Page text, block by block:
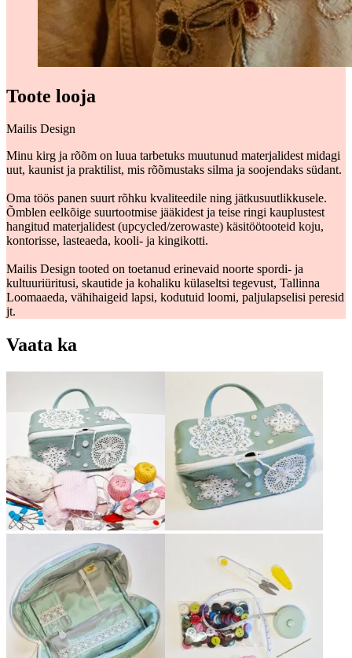
Toote looja
Mailis Design
Minu kirg ja rõõm on luua tarbetuks muutunud materjalidest midagi
uut, kaunist ja praktilist, mis rõõmustaks silma ja soojendaks südant.
Oma töös panen suurt rõhku kvaliteedile ning jätkusuutlikkusele.
Õmblen eelkõige suurtootmise jääkidest ja teise ringi kauplustest
hangitud materjalidest (upcycled/zerowaste) käsitöötooteid koju,
kontorisse, lasteaeda, kooli- ja kingikotti.
Mailis Design tooted on toetanud erinevaid noorte spordi- ja
kultuuriüritusi, skautide ja kohaliku külaseltsi tegevust, Tallinna
Loomaaeda, vähihaigeid lapsi, kodutuid loomi, paljulapselisi peresid
jt.
Vaata ka